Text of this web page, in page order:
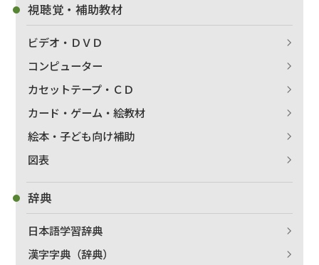
視聴覚・補助教材
ビデオ・ＤＶＤ
コンピューター
カセットテープ・ＣＤ
カード・ゲーム・絵教材
絵本・子ども向け補助
図表
辞典
日本語学習辞典
漢字字典（辞典）